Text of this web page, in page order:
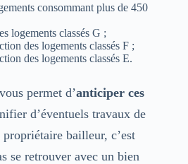
consommant plus de 450
logements classés G ;
des logements classés F ;
des logements classés E.
permet d’anticiper ces
d’éventuels travaux de
bailleur, c’est
se retrouver avec un bien